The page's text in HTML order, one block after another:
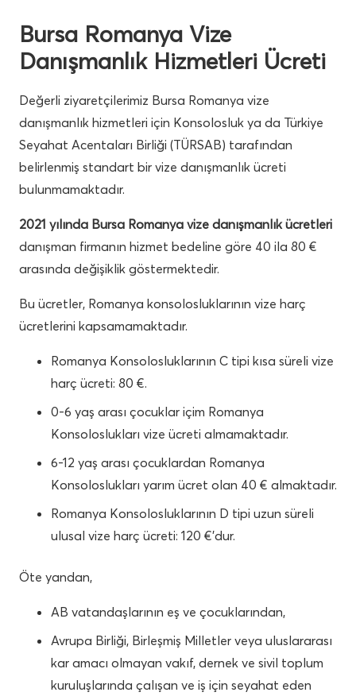
Bursa Romanya Vize
Danışmanlık Hizmetleri Ücreti
Değerli ziyaretçilerimiz Bursa Romanya vize
danışmanlık hizmetleri için Konsolosluk ya da Türkiye
Seyahat Acentaları Birliği (TÜRSAB) tarafından
belirlenmiş standart bir vize danışmanlık ücreti
bulunmamaktadır.
2021 yılında Bursa Romanya vize danışmanlık ücretleri
danışman firmanın hizmet bedeline göre 40 ila 80 €
arasında değişiklik göstermektedir.
Bu ücretler, Romanya konsolosluklarının vize harç
ücretlerini kapsamamaktadır.
Romanya Konsolosluklarının C tipi kısa süreli vize
harç ücreti: 80 €.
0-6 yaş arası çocuklar içim Romanya
Konsoloslukları vize ücreti almamaktadır.
6-12 yaş arası çocuklardan Romanya
Konsoloslukları yarım ücret olan 40 € almaktadır.
Romanya Konsolosluklarının D tipi uzun süreli
ulusal vize harç ücreti: 120 €’dur.
Öte yandan,
AB vatandaşlarının eş ve çocuklarından,
Avrupa Birliği, Birleşmiş Milletler veya uluslararası
kar amacı olmayan vakıf, dernek ve sivil toplum
kuruluşlarında çalışan ve iş için seyahat eden